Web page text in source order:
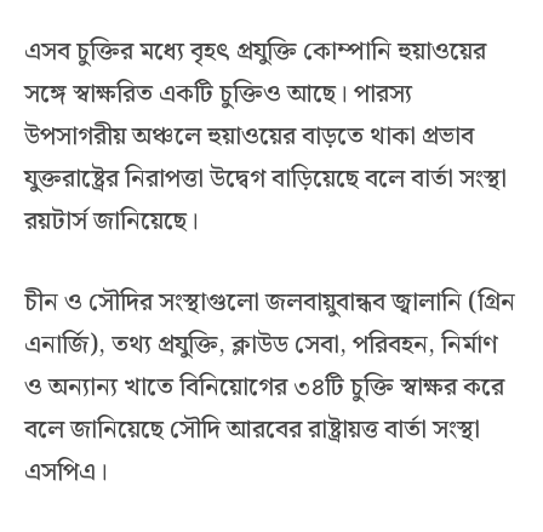
এসব চুক্তির মধ্যে বৃহৎ প্রযুক্তি কোম্পানি হুয়াওয়ের
সঙ্গে স্বাক্ষরিত একটি চুক্তিও আছে। পারস্য
উপসাগরীয় অঞ্চলে হুয়াওয়ের বাড়তে থাকা প্রভাব
যুক্তরাষ্ট্রের নিরাপত্তা উদ্বেগ বাড়িয়েছে বলে বার্তা সংস্থা
রয়টার্স জানিয়েছে।
চীন ও সৌদির সংস্থাগুলো জলবায়ুবান্ধব জ্বালানি (গ্রিন
এনার্জি), তথ্য প্রযুক্তি, ক্লাউড সেবা, পরিবহন, নির্মাণ
ও অন্যান্য খাতে বিনিয়োগের ৩৪টি চুক্তি স্বাক্ষর করে
বলে জানিয়েছে সৌদি আরবের রাষ্ট্রায়ত্ত বার্তা সংস্থা
এসপিএ।